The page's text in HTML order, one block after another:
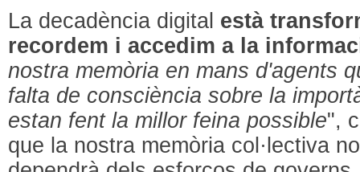
La decadència digital està
recordem i accedim a la
nostra memòria en mans d'agents
falta de consciència sobre la
estan fent la millor feina possible",
que la nostra memòria col·lectiva